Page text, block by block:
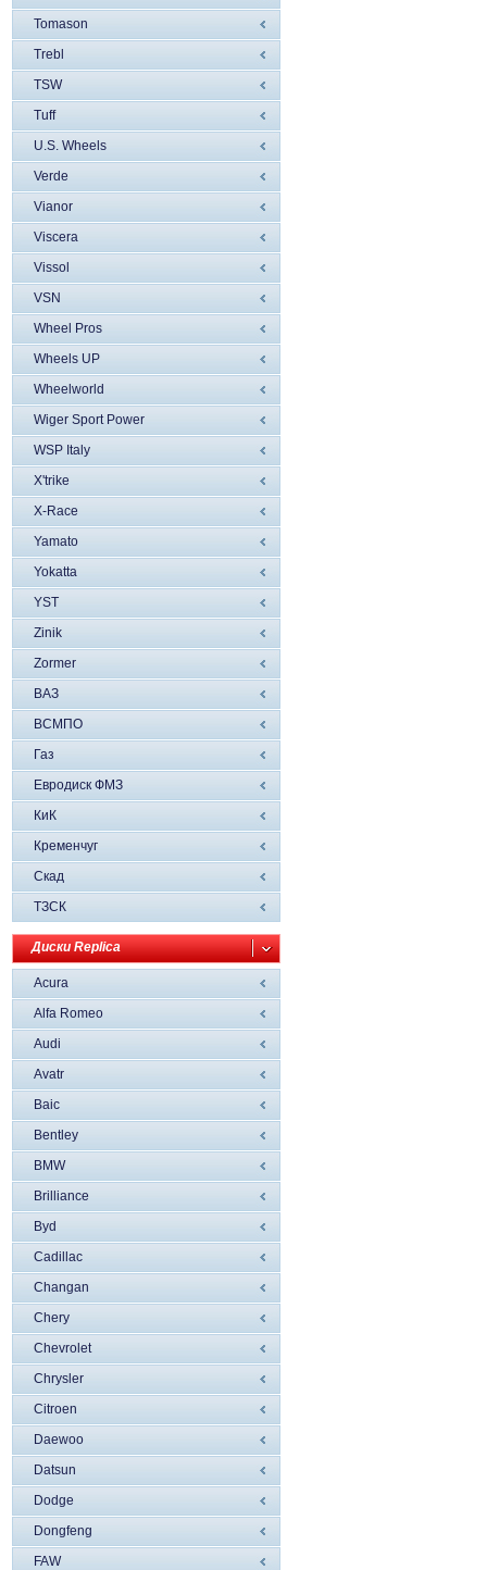
Tomason
Trebl
TSW
Tuff
U.S. Wheels
Verde
Vianor
Viscera
Vissol
VSN
Wheel Pros
Wheels UP
Wheelworld
Wiger Sport Power
WSP Italy
X'trike
X-Race
Yamato
Yokatta
YST
Zinik
Zormer
ВАЗ
ВСМПО
Газ
Евродиск ФМЗ
КиК
Кременчуг
Скад
ТЗСК
Диски Replica
Acura
Alfa Romeo
Audi
Avatr
Baic
Bentley
BMW
Brilliance
Byd
Cadillac
Changan
Chery
Chevrolet
Chrysler
Citroen
Daewoo
Datsun
Dodge
Dongfeng
FAW